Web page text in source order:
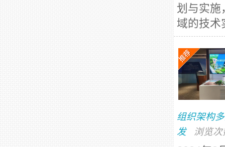
划与实施
域的技术
组织架构
发
浏览